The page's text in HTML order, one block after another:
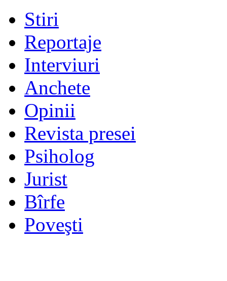
Stiri
Reportaje
Interviuri
Anchete
Opinii
Revista presei
Psiholog
Jurist
Bîrfe
Poveşti